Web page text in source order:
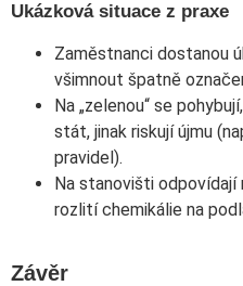
Ukázková situace z praxe
Zaměstnanci dostanou
všimnout špatně
Na „zelenou“ se
stát, jinak riskují újmu
pravidel).
Na stanovišti odpovídají
rozlití chemikálie na
Závěr